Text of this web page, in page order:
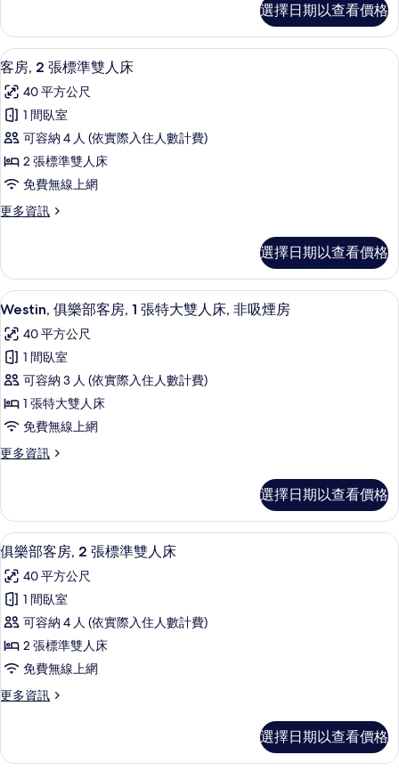
人
床
的
所
有
相
片
1
張
特
雙
人
的
詳
情
選擇日期以查看價格
顯
示
客
房,
2
張
標
準
人
床
的
所
有
相
片
高級寢具、羽絨被、舒適加層、迷你吧
5
客房, 2 張標準雙人床
40 平方公尺
1 間臥室
可容納 4 人 (依實際入住人數計費)
2 張標準雙人床
免費無線上網
更多資訊
更
2
張
標
雙
人
的
詳
情
選擇日期以查看價格
顯
示
Westin,
俱
樂
部
客
房,
特
大
雙
人
床,
非
吸
煙
所
Westin, 俱樂部客房, 1 張特大雙人床,
6
Westin, 俱樂部客房, 1 張特大雙人床, 非吸煙房
40 平方公尺
1 間臥室
可容納 3 人 (依實際入住人數計費)
1 張特大雙人床
免費無線上網
更多資訊
更
樂
部
客
張
大
雙
人
床,
非
的
選擇日期以查看價格
顯
示
俱
樂
部
客
房,
2
標
高級寢具、羽絨被、舒適加層、迷你吧
5
俱樂部客房, 2 張標準雙人床
40 平方公尺
1 間臥室
可容納 4 人 (依實際入住人數計費)
2 張標準雙人床
免費無線上網
更多資訊
更
部
選擇日期以查看價格